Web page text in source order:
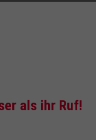
als ihr Ruf!